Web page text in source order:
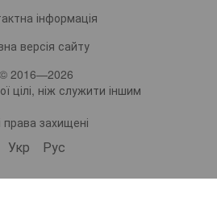
інформація
версія сайту
© 2016—2026
цілі, ніж служити іншим
права захищені
Укр Рус